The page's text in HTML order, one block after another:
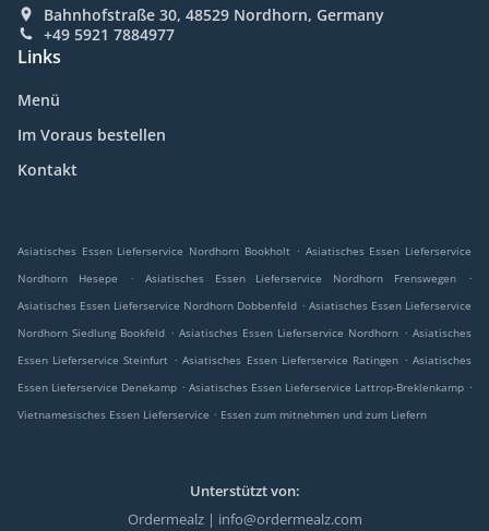
Bahnhofstraße 30, 48529 Nordhorn, Germany
+49 5921 7884977
Links
Menü
Im Voraus bestellen
Kontakt
Asiatisches Essen Lieferservice Nordhorn Bookholt . Asiatisches Essen Lieferservice
Nordhorn Hesepe
. Asiatisches Essen Lieferservice Nordhorn Frenswegen
.
Asiatisches Essen Lieferservice Nordhorn Dobbenfeld . Asiatisches Essen Lieferservice
Nordhorn Siedlung Bookfeld . Asiatisches Essen Lieferservice Nordhorn . Asiatisches
Essen Lieferservice Steinfurt . Asiatisches Essen Lieferservice Ratingen . Asiatisches
Essen Lieferservice Denekamp . Asiatisches Essen Lieferservice Lattrop-Breklenkamp .
Vietnamesisches Essen Lieferservice . Essen zum mitnehmen und zum Liefern
Unterstützt von:
Ordermealz | info@ordermealz.com